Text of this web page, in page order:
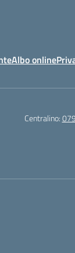
Albo online
Centralino: